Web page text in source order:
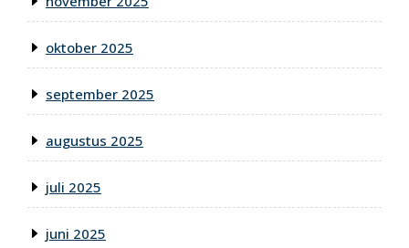
oktober 2025
september 2025
augustus 2025
juli 2025
juni 2025